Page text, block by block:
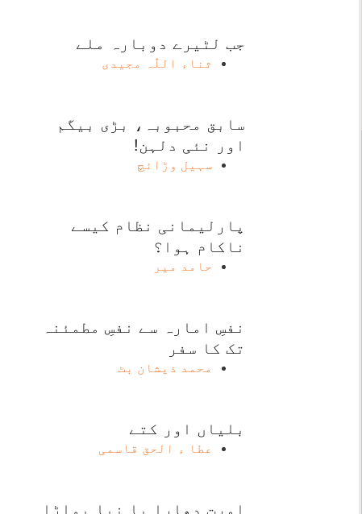
جب لٹیرے دوبارہ ملے
ثناء اللّٰہ مجیدی
سابق محبوبہ، بڑی بیگم
اور نئی دلہن!
سہیل وڑائچ
پارلیمانی نظام کیسے
ناکام ہوا؟
حامد میر
نفسِ امارہ سے نفسِ مطمئنہ
تک کا سفر
محمد ذیشان بٹ
بلیاں اور کتے
عطا ء الحق قاسمی
امرت دھارا یا نیا پواڑا